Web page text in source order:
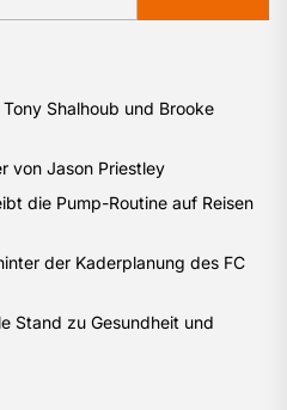
Shalhoub und Brooke
von Jason Priestley
die Pump-Routine auf Reisen
der Kaderplanung des FC
Stand zu Gesundheit und